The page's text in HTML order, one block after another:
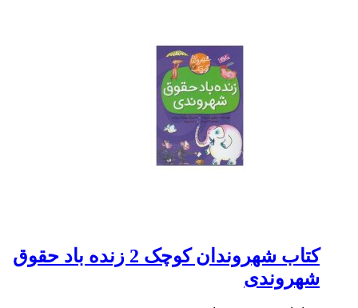
کتاب شهروندان کوچک 2 زنده باد حقوق
شهروندی